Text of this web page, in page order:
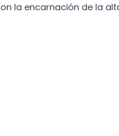
la encarnación de la